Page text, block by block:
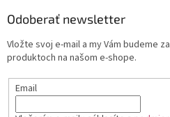
Odoberať newsletter
Vložte svoj e-mail a my Vám budeme
produktoch na našom e-shope.
Email